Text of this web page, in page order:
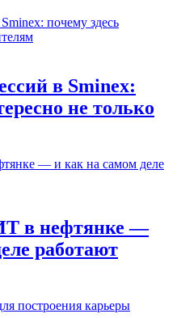
в Sminex:
не только
в нефтянке —
работают